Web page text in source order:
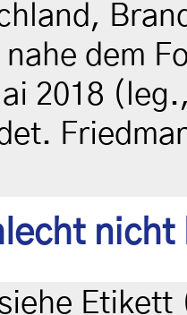
nahe dem
2018
nicht